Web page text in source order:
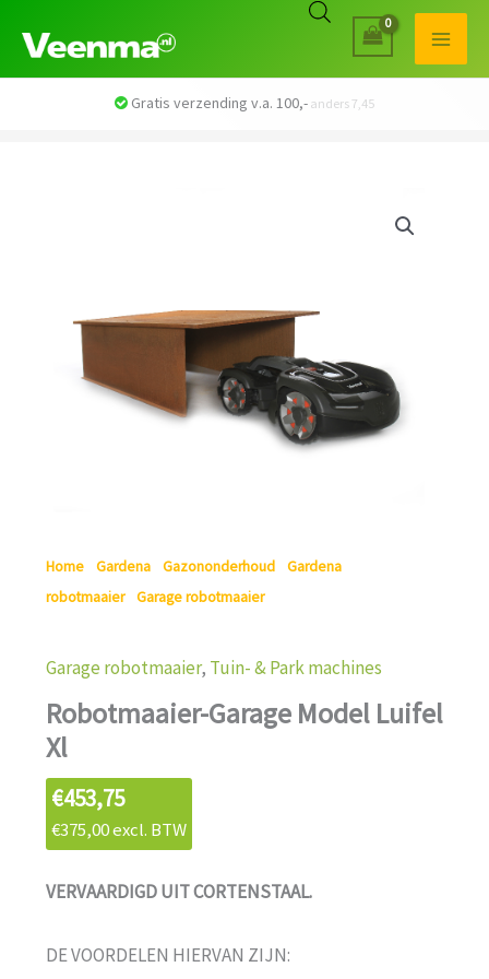
Home Gardena Gazononderhoud
Gardena
robotmaaier/ Garage robotmaaier/ Robotmaaier-Garage
Garage robotmaaier, Tuin- & Park machines
Robotmaaier-Garage Model Luifel
Xl
€453,75
€375,00excl. BTW
VERVAARDIGD UIT CORTENSTAAL.
DE VOORDELEN HIERVAN ZIJN:
Veilig betalen met iDEAL